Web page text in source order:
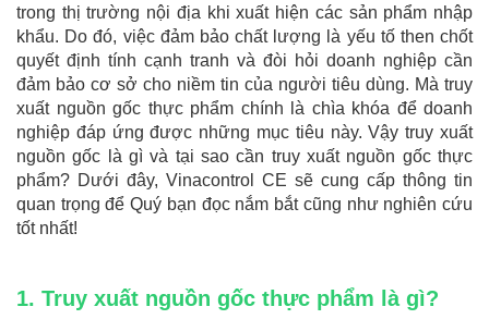
trong thị trường nội địa khi xuất hiện các sản phẩm nhập
khẩu. Do đó, việc đảm bảo chất lượng là yếu tố then chốt
quyết định tính cạnh tranh và đòi hỏi doanh nghiệp cần
đảm bảo cơ sở cho niềm tin của người tiêu dùng. Mà truy
xuất nguồn gốc thực phẩm chính là chìa khóa để doanh
nghiệp đáp ứng được những mục tiêu này. Vậy truy xuất
nguồn gốc là gì và tại sao cần truy xuất nguồn gốc thực
phẩm? Dưới đây, Vinacontrol CE sẽ cung cấp thông tin
quan trọng để Quý bạn đọc nắm bắt cũng như nghiên cứu
tốt nhất!
1. Truy xuất nguồn gốc thực phẩm là gì?